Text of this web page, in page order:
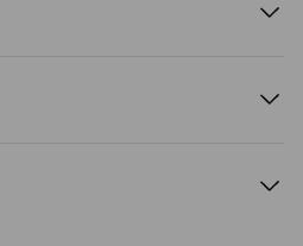
при каждой смене сезона
OIL* - SESAMUM INDICUM